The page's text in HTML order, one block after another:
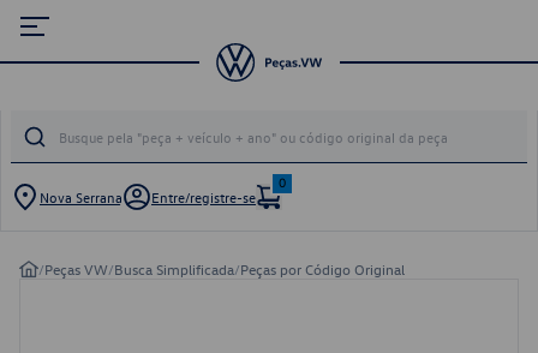
Nova Serrana Entre/registre-se
0
/Peças VW/Busca Simplificada/Peças por Código Original